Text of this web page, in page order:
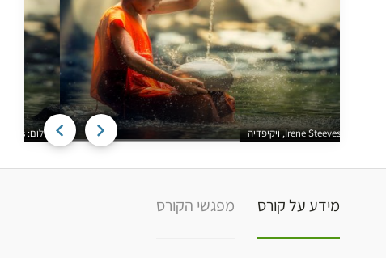
צילום: Irene Steeves, ויקיפדיה
מידע על קורס מפגשי הקורס